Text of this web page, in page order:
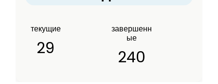
текущие
29
завершенн
ые
240